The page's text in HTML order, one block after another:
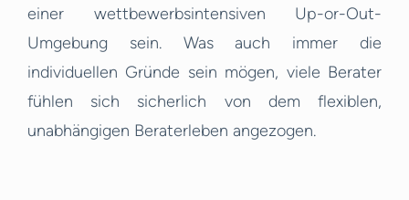
einer wettbewerbsintensiven Up-or-Out-
Umgebung sein. Was auch immer die
individuellen Gründe sein mögen, viele Berater
fühlen sich sicherlich von dem flexiblen,
unabhängigen Beraterleben angezogen.